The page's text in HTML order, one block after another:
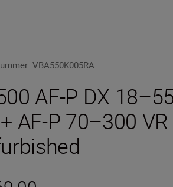
:VBA550K005RA
AF-P DX
AF-P 70–300 VR